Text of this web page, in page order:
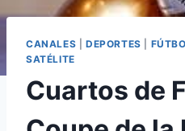
CANALES DEPORTES
SATÉLITE
Cuartos de